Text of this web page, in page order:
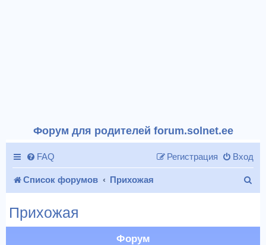
Форум для родителей forum.solnet.ee
FAQ Вход
Регистрация
Список форумов Прихожая
Прихожая
Форум